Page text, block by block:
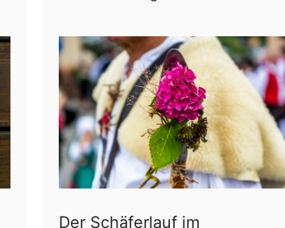
Der Schäferlauf im